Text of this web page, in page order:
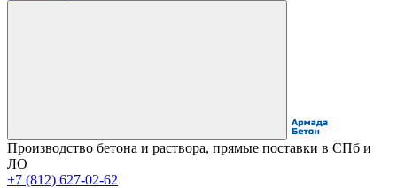
Производство бетона и раствора, прямые поставки в СПб и
ЛО
+7 (812) 627-02-62